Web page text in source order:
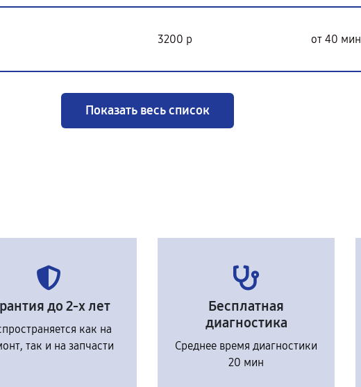
3200 р от 40 мин
Показать весь список
до 2-х лет
как на
так и на запчасти
Бесплатная
диагностика
Среднее время диагностики
20 мин